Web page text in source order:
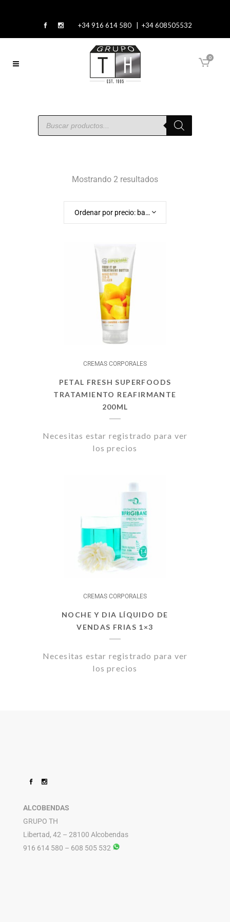
+34 916 614 580 | +34 608505532
0
Mostrando 2 resultados
Ordenar por precio: bajo a alto
CREMAS CORPORALES
PETAL FRESH SUPERFOODS
TRATAMIENTO REAFIRMANTE
200ML
Necesitas estar registrado para ver
los precios
CREMAS CORPORALES
NOCHE Y DIA LÍQUIDO DE
VENDAS FRIAS 1×3
Necesitas estar registrado para ver
los precios
ALCOBENDAS
GRUPO TH
Libertad, 42 – 28100 Alcobendas
916 614 580 – 608 505 532